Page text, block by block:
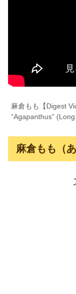
麻倉もも【Digest
“Agapanthus”
麻倉もも（